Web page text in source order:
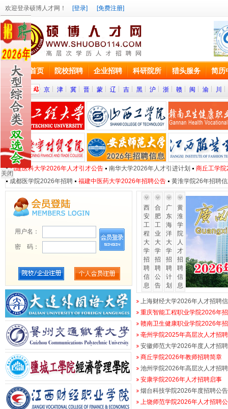
欢迎登录硕博人才网！ [登录] [免费注册]
网站首页 院校招聘 企业招聘 科研院所 猎头服务 简历
京 津 冀 晋 蒙 辽 吉 黑 沪 浙 赣 闽 渝 川
福建医科大学2026年人才引才公告 南华大学2026年人才引进计划
商丘工学
成都医学院2026年招聘
福建中医药大学2026年招聘公告 黄淮学院26年招聘
用户名：
密 码：
西
安
工
程
大
学
招
聘
信
息
合
肥
工
业
大
学
招
聘
公
告
广
东
海
洋
大
学
招
聘
计
划
上海财经大学2026年人才招聘
重庆智能工程职业学院2026年
赣南卫生健康职业学院2026年
亳州学院2025年高层次人才招
安徽师范大学2026年度人才招
商丘学院2026年教师招聘简章
池州学院2026年高层次人才招
安康学院2026年人才招聘启事
烟台科技学院2026年度招聘公告
上饶师范学院2026年人才招聘
关闭